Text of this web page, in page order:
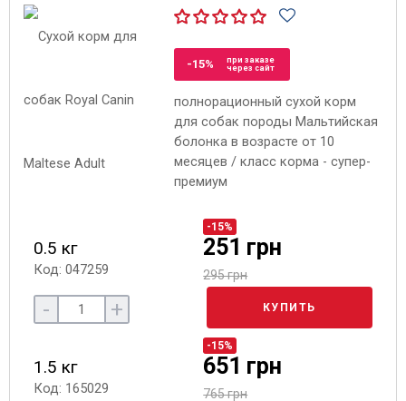
-15%
при заказе
через сайт
полнорационный сухой корм
для собак породы Мальтийская
болонка в возрасте от 10
месяцев / класс корма - супер-
премиум
0.5 кг
Код: 047259
-15%
251 грн
295 грн
- + КУПИТЬ
1.5 кг
Код: 165029
-15%
651 грн
765 грн